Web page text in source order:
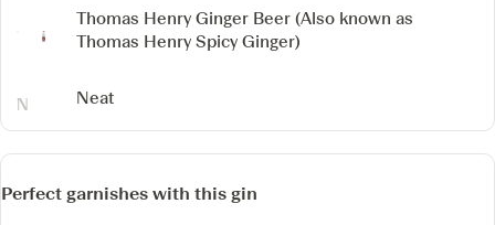
Thomas Henry Ginger Beer (Also known as
Thomas Henry Spicy Ginger)
Neat
Perfect garnishes with this gin